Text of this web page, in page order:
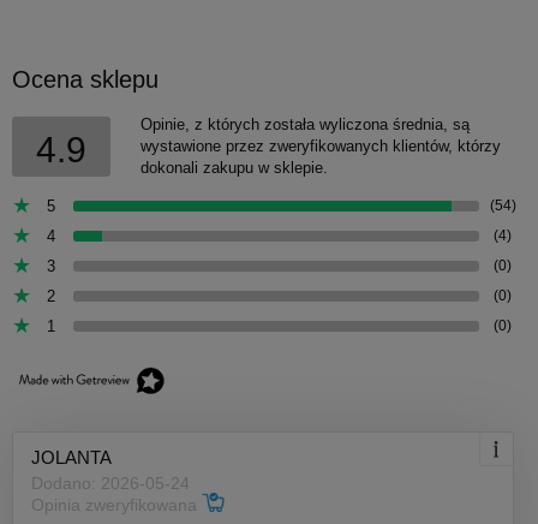
Ocena sklepu
4.9
Opinie, z których została wyliczona średnia, są
wystawione przez zweryfikowanych klientów, którzy
dokonali zakupu w sklepie.
5 (54)
4 (4)
3 (0)
2 (0)
1 (0)
JOLANTA
Dodano: 2026-05-24
Opinia zweryfikowana